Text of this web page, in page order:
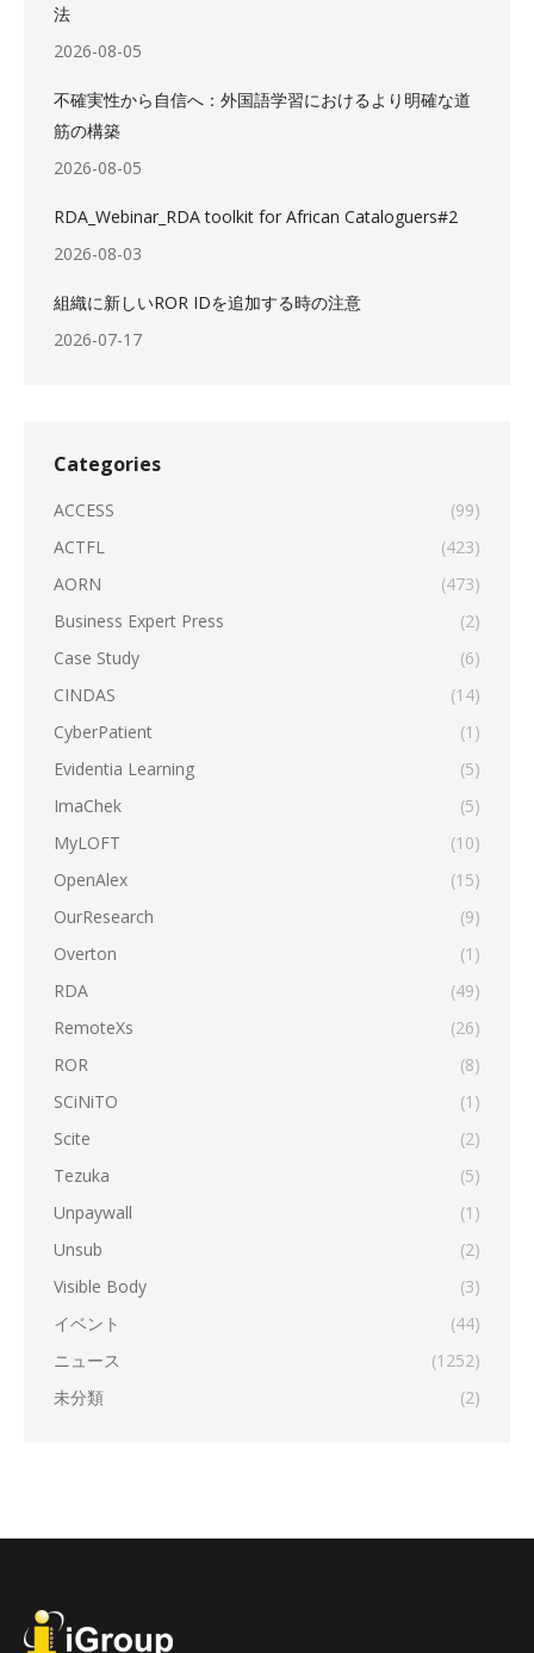
法
2026-08-05
不確実性から自信へ：外国語学習におけるより明確な道
筋の構築
2026-08-05
RDA_Webinar_RDA toolkit for African Cataloguers#2
2026-08-03
組織に新しいROR IDを追加する時の注意
2026-07-17
Categories
ACCESS
(99)
ACTFL
(423)
AORN
(473)
Business Expert Press
(2)
Case Study
(6)
CINDAS
(14)
CyberPatient
(1)
Evidentia Learning
(5)
ImaChek
(5)
MyLOFT
(10)
OpenAlex
(15)
OurResearch
(9)
Overton
(1)
RDA
(49)
RemoteXs
(26)
ROR
(8)
SCiNiTO
(1)
Scite
(2)
Tezuka
(5)
Unpaywall
(1)
Unsub
(2)
Visible Body
(3)
イベント
(44)
ニュース
(1252)
未分類
(2)